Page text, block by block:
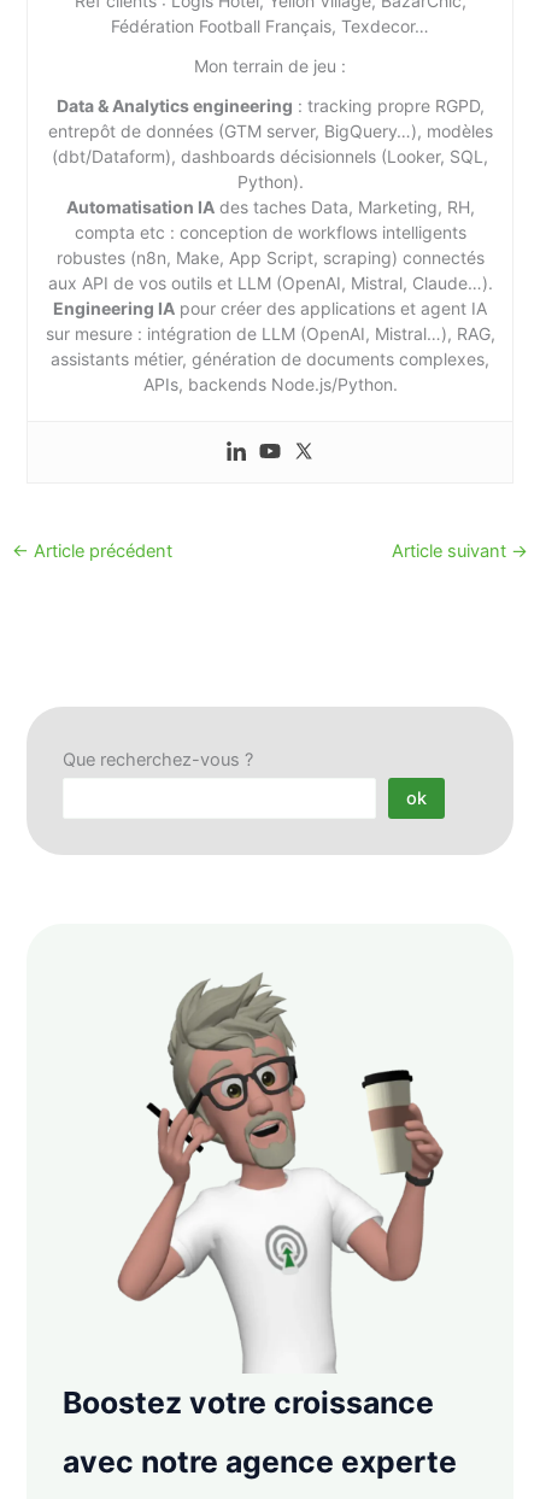
Fédération Football Français, Texdecor…
Mon terrain de jeu :
Data & Analytics engineering : tracking propre RGPD,
entrepôt de données (GTM server, BigQuery…), modèles
(dbt/Dataform), dashboards décisionnels (Looker, SQL,
Python).
Automatisation IAdes taches Data, Marketing, RH,
compta etc : conception de workflows intelligents
robustes (n8n, Make, App Script, scraping) connectés
aux API de vos outils et LLM (OpenAI, Mistral, Claude…).
Engineering IA pour créer des applications et agent IA
sur mesure : intégration de LLM (OpenAI, Mistral…), RAG,
assistants métier, génération de documents complexes,
APIs, backends Node.js/Python.
← Article précédent Article suivant →
Que recherchez-vous ?
ok
Boostez votre croissance
avec notre agence experte